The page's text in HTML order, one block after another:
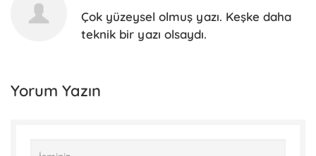
Çok yüzeysel olmuş yazı. Keşke daha
teknik bir yazı olsaydı.
Yorum Yazın